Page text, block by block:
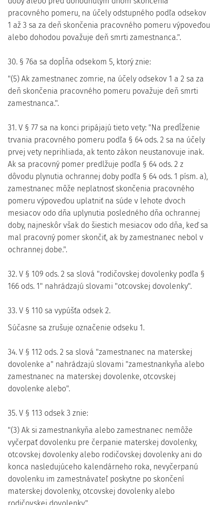
pracovného pomeru, na účely odstupného podľa odsekov
1 až 3 sa za deň skončenia pracovného pomeru výpoveďou
alebo dohodou považuje deň smrti zamestnanca.".
30. § 76a sa dopĺňa odsekom 5, ktorý znie:
"(5) Ak zamestnanec zomrie, na účely odsekov 1 a 2 sa za
deň skončenia pracovného pomeru považuje deň smrti
zamestnanca.".
31. V § 77 sa na konci pripájajú tieto vety: "Na predĺženie
trvania pracovného pomeru podľa § 64 ods. 2 sa na účely
prvej vety neprihliada, ak tento zákon neustanovuje inak.
Ak sa pracovný pomer predlžuje podľa § 64 ods. 2 z
dôvodu plynutia ochrannej doby podľa § 64 ods. 1 písm. a),
zamestnanec môže neplatnosť skončenia pracovného
pomeru výpoveďou uplatniť na súde v lehote dvoch
mesiacov odo dňa uplynutia posledného dňa ochrannej
doby, najneskôr však do šiestich mesiacov odo dňa, keď sa
mal pracovný pomer skončiť, ak by zamestnanec nebol v
ochrannej dobe.".
32. V § 109 ods. 2 sa slová "rodičovskej dovolenky podľa §
166 ods. 1" nahrádzajú slovami "otcovskej dovolenky".
33. V § 110 sa vypúšťa odsek 2.
Súčasne sa zrušuje označenie odseku 1.
34. V § 112 ods. 2 sa slová "zamestnanec na materskej
dovolenke a" nahrádzajú slovami "zamestnankyňa alebo
zamestnanec na materskej dovolenke, otcovskej
dovolenke alebo".
35. V § 113 odsek 3 znie:
"(3) Ak si zamestnankyňa alebo zamestnanec nemôže
vyčerpať dovolenku pre čerpanie materskej dovolenky,
otcovskej dovolenky alebo rodičovskej dovolenky ani do
konca nasledujúceho kalendárneho roka, nevyčerpanú
dovolenku im zamestnávateľ poskytne po skončení
materskej dovolenky, otcovskej dovolenky alebo